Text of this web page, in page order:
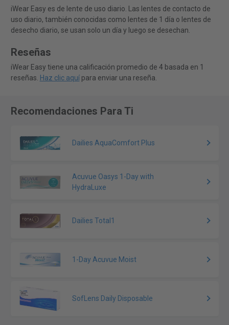
iWear Easy es de lente de uso diario. Las lentes de contacto de
uso diario, también conocidas como lentes de 1 día o lentes de
desecho diario, se usan solo un día y luego se desechan.
Reseñas
iWear Easy tiene una calificación promedio de 4 basada en 1
reseñas. Haz clic aquípara enviar una reseña.
Recomendaciones Para Ti
Dailies AquaComfort Plus
Acuvue Oasys 1-Day with
HydraLuxe
Dailies Total1
1-Day Acuvue Moist
SofLens Daily Disposable